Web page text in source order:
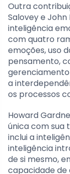
Outra
Salovey e
inteligência
com quatro
emoções, uso
pensamento,
a
os processos
Howard
única com sua
inclui a
inteligência
de si mesmo,
capacidade de